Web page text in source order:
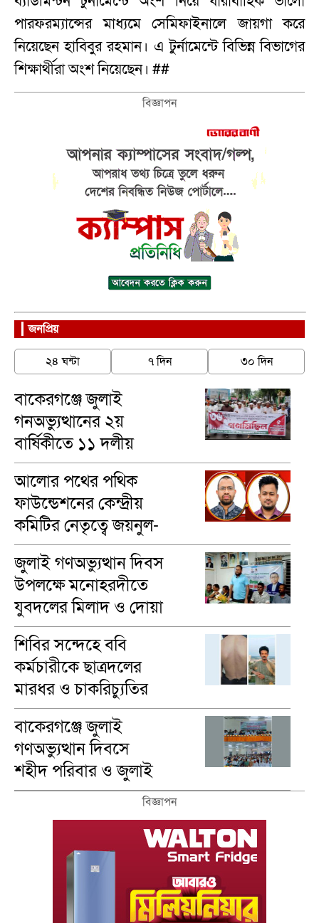
পারফরম্যান্সের মাধ্যমে সেমিফাইনালে জায়গা করে
নিয়েছেন হাবিবুর রহমান। এ টুর্নামেন্টে বিভিন্ন বিভাগের
শিক্ষার্থীরা অংশ নিয়েছেন। ##
বিজ্ঞাপন
জনপ্রিয়
২৪ ঘন্টা ৭ দিন ৩০ দিন
বাকেরগঞ্জে জুলাই
গনঅভ্যুত্থানের ২য়
বার্ষিকীতে ১১ দলীয়
ঐক্যের গণমিছিল
আলোর পথের পথিক
ফাউন্ডেশনের কেন্দ্রীয়
কমিটির নেতৃত্বে জয়নুল-
মাসুম
জুলাই গণঅভ্যুত্থান দিবস
উপলক্ষে মনোহরদীতে
যুবদলের মিলাদ ও দোয়া
মাহফিল অনুষ্ঠিত
শিবির সন্দেহে ববি
কর্মচারীকে ছাত্রদলের
মারধর ও চাকরিচ্যুতির
অভিযোগ
বাকেরগঞ্জে জুলাই
গণঅভ্যুত্থান দিবসে
শহীদ পরিবার ও জুলাই
যোদ্ধাদের সংবর্ধনা
বিজ্ঞাপন